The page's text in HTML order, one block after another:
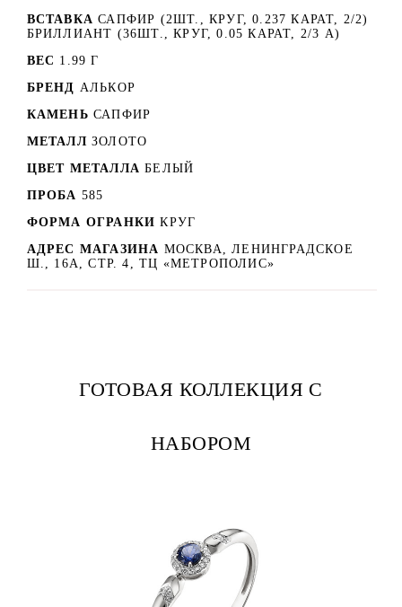
ВСТАВКА САПФИР (2ШТ., КРУГ, 0.237 КАРАТ, 2/2)
БРИЛЛИАНТ (36ШТ., КРУГ, 0.05 КАРАТ, 2/3 А)
ВЕС 1.99 Г
БРЕНД АЛЬКОР
КАМЕНЬ САПФИР
МЕТАЛЛ ЗОЛОТО
ЦВЕТ МЕТАЛЛА БЕЛЫЙ
ПРОБА 585
ФОРМА ОГРАНКИ КРУГ
АДРЕС МАГАЗИНА МОСКВА, ЛЕНИНГРАДСКОЕ
Ш., 16А, СТР. 4, ТЦ «МЕТРОПОЛИС»
ГОТОВАЯ КОЛЛЕКЦИЯ С
НАБОРОМ